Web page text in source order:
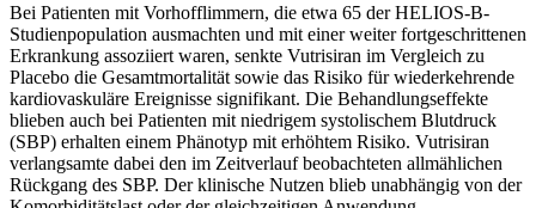
Bei Patienten mit Vorhofflimmern, die etwa 65 der HELIOS-B-
Studienpopulation ausmachten und mit einer weiter fortgeschrittenen
Erkrankung assoziiert waren, senkte Vutrisiran im Vergleich zu
Placebo die Gesamtmortalität sowie das Risiko für wiederkehrende
kardiovaskuläre Ereignisse signifikant. Die Behandlungseffekte
blieben auch bei Patienten mit niedrigem systolischem Blutdruck
(SBP) erhalten einem Phänotyp mit erhöhtem Risiko. Vutrisiran
verlangsamte dabei den im Zeitverlauf beobachteten allmählichen
Rückgang des SBP. Der klinische Nutzen blieb unabhängig von der